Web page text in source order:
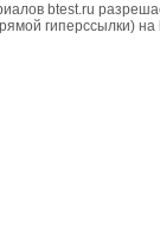
btest.ru
гиперссылки) на